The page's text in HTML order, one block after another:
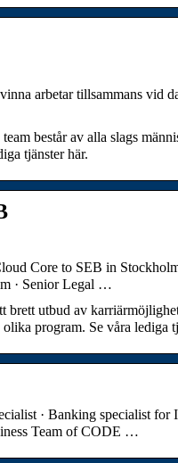
arbetar tillsammans vid
består av alla slags
tjänster här.
Core to SEB in
· Senior Legal …
brett utbud av
program. Se våra lediga
· Banking specialist
Team of CODE …